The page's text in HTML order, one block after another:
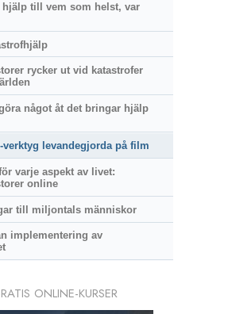
hjälp till vem som helst, var
rycker ut vid katastrofer
något åt det bringar hjälp
levandegjorda på film
varje aspekt av livet:
online
till miljontals människor
implementering av
ONLINE-KURSER